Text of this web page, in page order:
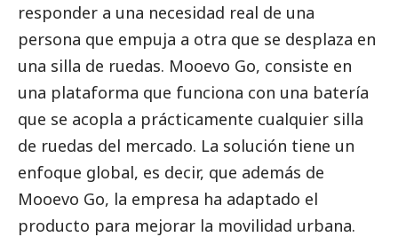
responder a una necesidad real de una
persona que empuja a otra que se desplaza en
una silla de ruedas. Mooevo Go, consiste en
una plataforma que funciona con una batería
que se acopla a prácticamente cualquier silla
de ruedas del mercado. La solución tiene un
enfoque global, es decir, que además de
Mooevo Go, la empresa ha adaptado el
producto para mejorar la movilidad urbana.